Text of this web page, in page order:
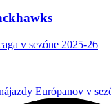
v sezóne 2025-26